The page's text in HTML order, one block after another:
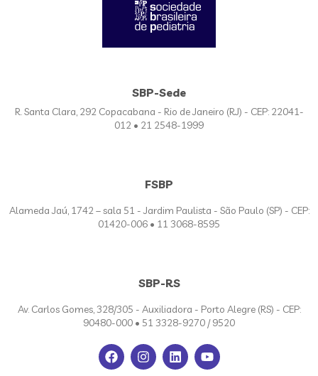
SBP-Sede
R. Santa Clara, 292 Copacabana - Rio de Janeiro (RJ) - CEP: 22041-
012 • 21 2548-1999
FSBP
Alameda Jaú, 1742 – sala 51 - Jardim Paulista - São Paulo (SP) - CEP:
01420-006 • 11 3068-8595
SBP-RS
Av. Carlos Gomes, 328/305 - Auxiliadora - Porto Alegre (RS) - CEP:
90480-000 • 51 3328-9270 / 9520